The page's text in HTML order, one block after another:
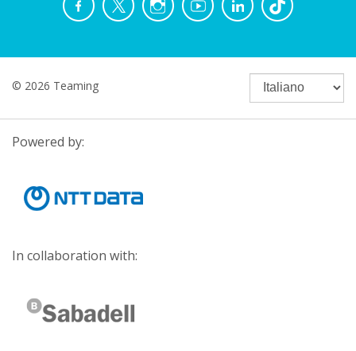
© 2026 Teaming
Powered by:
In collaboration with: